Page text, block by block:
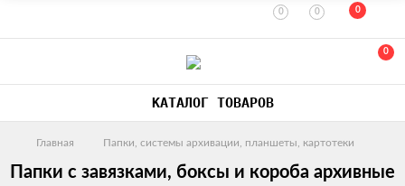
0 0 0
0
КАТАЛОГ ТОВАРОВ
Главная Папки, системы архивации, планшеты, картотеки
Папки с завязками, боксы и короба архивные